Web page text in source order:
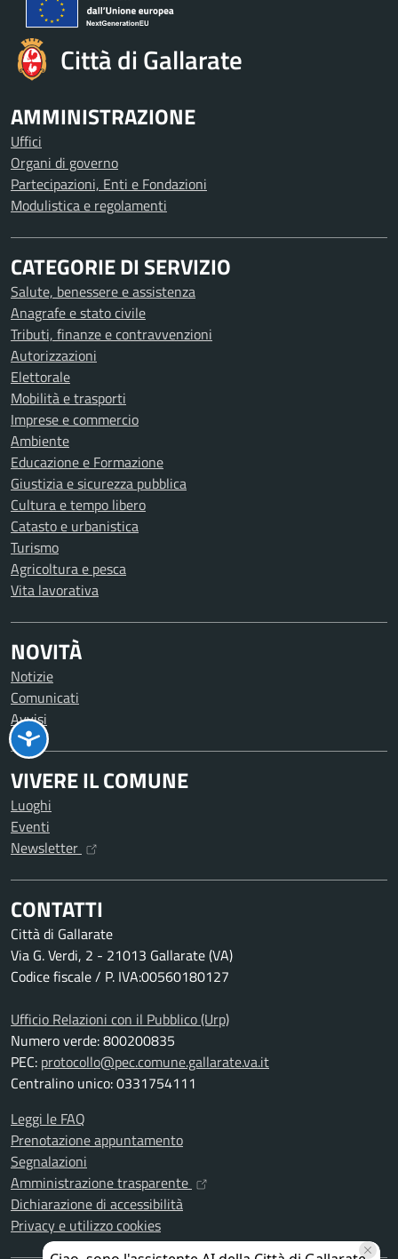
Città di Gallarate
AMMINISTRAZIONE
Uffici
Organi di governo
Partecipazioni, Enti e Fondazioni
Modulistica e regolamenti
CATEGORIE DI SERVIZIO
Salute, benessere e assistenza
Anagrafe e stato civile
Tributi, finanze e contravvenzioni
Autorizzazioni
Elettorale
Mobilità e trasporti
Imprese e commercio
Ambiente
Educazione e Formazione
Giustizia e sicurezza pubblica
Cultura e tempo libero
Catasto e urbanistica
Turismo
Agricoltura e pesca
Vita lavorativa
NOVITÀ
Notizie
Comunicati
Avvisi
VIVERE IL COMUNE
Luoghi
Eventi
Newsletter
CONTATTI
Città di Gallarate
Via G. Verdi, 2 - 21013 Gallarate (VA)
Codice fiscale / P. IVA:00560180127
Ufficio Relazioni con il Pubblico (Urp)
Numero verde: 800200835
PEC: protocollo@pec.comune.gallarate.va.it
Centralino unico: 0331754111
Leggi le FAQ
Prenotazione appuntamento
Segnalazioni
Amministrazione trasparente
Dichiarazione di accessibilità
Privacy e utilizzo cookies